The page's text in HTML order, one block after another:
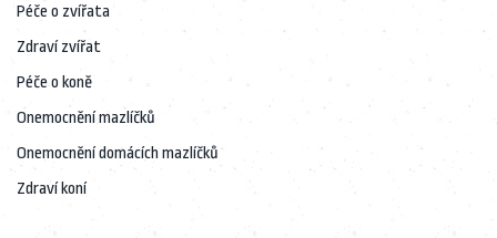
Péče o zvířata
Zdraví zvířat
Péče o koně
Onemocnění mazlíčků
Onemocnění domácích mazlíčků
Zdraví koní